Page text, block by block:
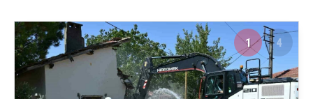
1 4